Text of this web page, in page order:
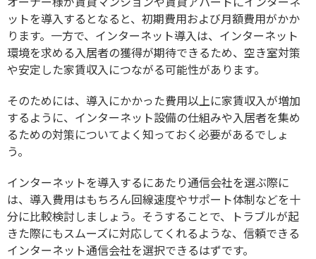
ットを導入するとなると、初期費用および月額費用がかか
ります。一方で、インターネット導入は、インターネット
環境を求める入居者の獲得が期待できるため、空き室対策
や安定した家賃収入につながる可能性があります。
そのためには、導入にかかった費用以上に家賃収入が増加
するように、インターネット設備の仕組みや入居者を集め
るための対策についてよく知っておく必要があるでしょ
う。
インターネットを導入するにあたり通信会社を選ぶ際に
は、導入費用はもちろん回線速度やサポート体制などを十
分に比較検討しましょう。そうすることで、トラブルが起
きた際にもスムーズに対応してくれるような、信頼できる
インターネット通信会社を選択できるはずです。